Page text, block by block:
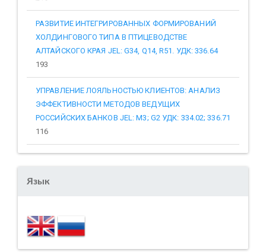
РАЗВИТИЕ ИНТЕГРИРОВАННЫХ ФОРМИРОВАНИЙ
ХОЛДИНГОВОГО ТИПА В ПТИЦЕВОДСТВЕ
АЛТАЙСКОГО КРАЯ JEL: G34, Q14, R51. УДК: 336.64
193
УПРАВЛЕНИЕ ЛОЯЛЬНОСТЬЮ КЛИЕНТОВ: АНАЛИЗ
ЭФФЕКТИВНОСТИ МЕТОДОВ ВЕДУЩИХ
РОССИЙСКИХ БАНКОВ JEL: M3; G2 УДК: 334.02; 336.71
116
Язык